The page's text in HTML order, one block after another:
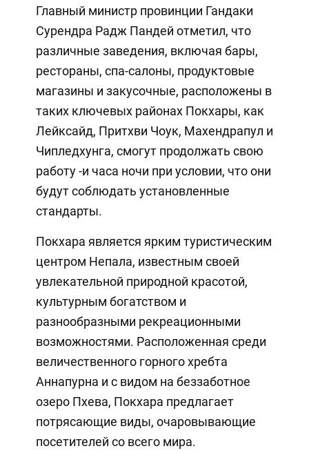
Главный министр провинции Гандаки
Сурендра Радж Пандей отметил, что
различные заведения, включая бары,
рестораны, спа-салоны, продуктовые
магазины и закусочные, расположены в
таких ключевых районах Покхары, как
Лейксайд, Притхви Чоук, Махендрапул и
Чипледхунга, смогут продолжать свою
работу -и часа ночи при условии, что они
будут соблюдать установленные
стандарты.
Покхара является ярким туристическим
центром Непала, известным своей
увлекательной природной красотой,
культурным богатством и
разнообразными рекреационными
возможностями. Расположенная среди
величественного горного хребта
Аннапурна и с видом на беззаботное
озеро Пхева, Покхара предлагает
потрясающие виды, очаровывающие
посетителей со всего мира.